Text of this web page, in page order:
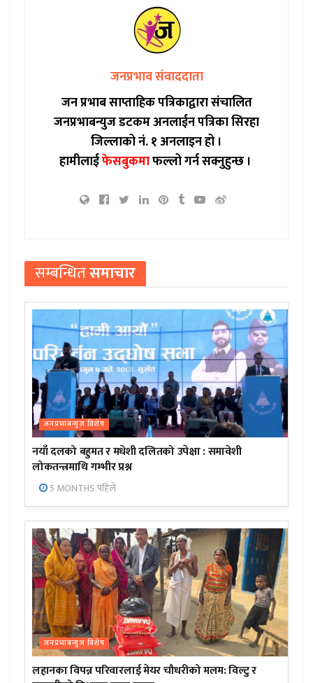
जनप्रभाव संवाददाता
जन प्रभाब साप्ताहिक पत्रिकाद्वारा संचालित
जनप्रभाबन्युज डटकम अनलाईन पत्रिका सिरहा
जिल्लाको नं. १ अनलाइन हो ।
हामीलाईफेसबुकमाफल्लो गर्न सक्नुहुन्छ ।
सम्बन्धितसमाचार
जनप्रभाबन्युज विशेष
नयाँ दलको बहुमत र मधेशी दलितको उपेक्षा : समावेशी
लोकतन्त्रमाथि गम्भीर प्रश्न
5 MONTHS पहिले
जनप्रभाबन्युज विशेष
लहानका विपन्न परिवारलाई मेयर चौधरीको मलम: विल्टु र